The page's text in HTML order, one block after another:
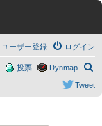
ログイン
ユーザー登録
索
Dynmap
投票
Tweet